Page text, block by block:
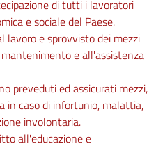
di tutti i lavoratori
e sociale del Paese.
e sprovvisto dei mezzi
e all'assistenza
preveduti ed assicurati mezzi,
in caso di infortunio, malattia,
involontaria.
all'educazione e